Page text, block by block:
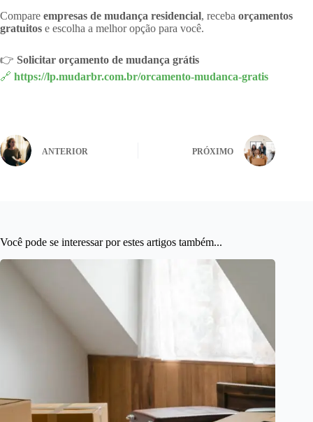
Compare empresas de mudança residencial, receba orçamentos
gratuitos e escolha a melhor opção para você.
👉 Solicitar orçamento de mudança grátis
🔗 https://lp.mudarbr.com.br/orcamento-mudanca-gratis
ANTERIOR PRÓXIMO
Você pode se interessar por estes artigos também...